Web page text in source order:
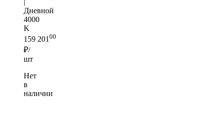
|
Дневной
4000
K
159 20100
₽/
шт
Нет
в
наличии